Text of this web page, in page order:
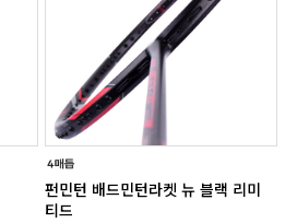
펀민턴 배드민턴라켓 뉴 블랙 리미
티드